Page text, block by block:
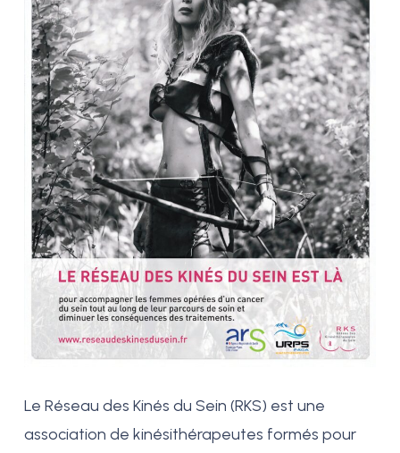
Le Réseau des Kinés du Sein (RKS) est une
association de kinésithérapeutes formés pour